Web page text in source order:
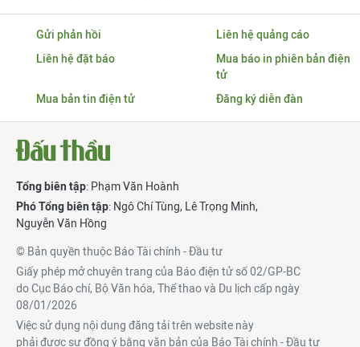
Gửi phản hồi
Liên hệ quảng cáo
Liên hệ đặt báo
Mua báo in phiên bản điện
tử
Mua bản tin điện tử
Đăng ký diễn đàn
Tổng biên tập: Phạm Văn Hoành
Phó Tổng biên tập: Ngô Chí Tùng, Lê Trọng Minh,
Nguyễn Văn Hồng
© Bản quyền thuộc Báo Tài chính - Đầu tư
Giấy phép mở chuyên trang của Báo điện tử số 02/GP-BC
do Cục Báo chí, Bộ Văn hóa, Thể thao và Du lịch cấp ngày
08/01/2026
Việc sử dụng nội dung đăng tải trên website này
phải được sự đồng ý bằng văn bản của Báo Tài chính - Đầu tư